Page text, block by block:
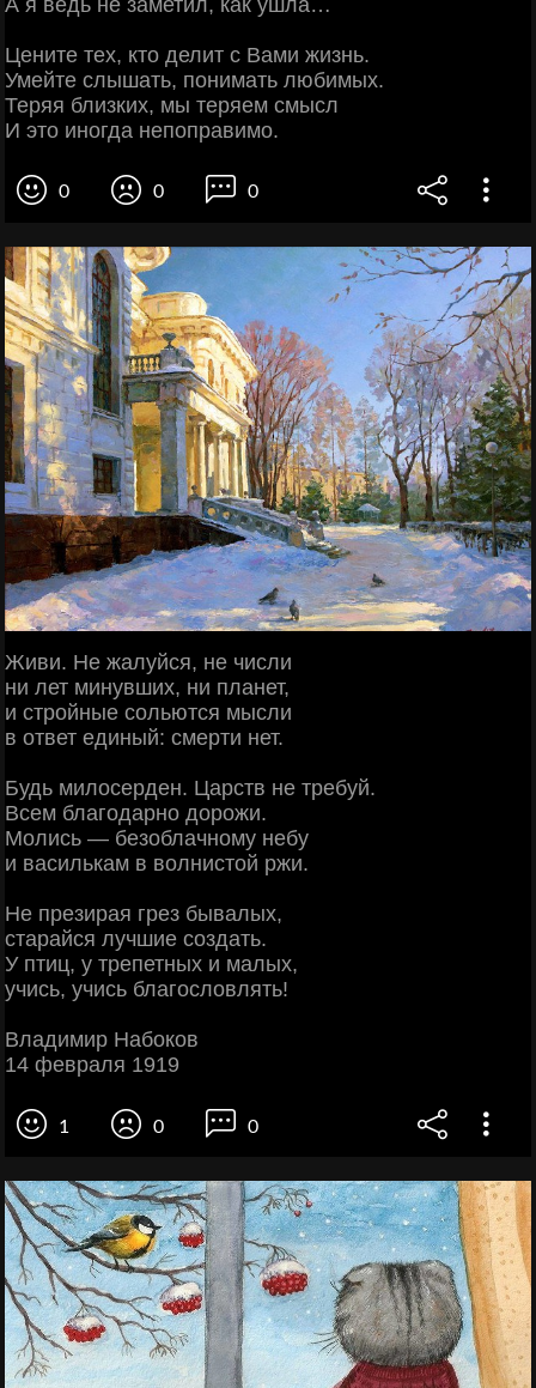
Цените тех, кто делит с Вами жизнь.
Умейте слышать, понимать любимых.
Теряя близких, мы теряем смысл
И это иногда непоправимо.
0 0 0
Живи. Не жалуйся, не числи
ни лет минувших, ни планет,
и стройные сольются мысли
в ответ единый: смерти нет.
Будь милосерден. Царств не требуй.
Всем благодарно дорожи.
Молись — безоблачному небу
и василькам в волнистой ржи.
Не презирая грез бывалых,
старайся лучшие создать.
У птиц, у трепетных и малых,
учись, учись благословлять!
Владимир Набоков
14 февраля 1919
1 0 0